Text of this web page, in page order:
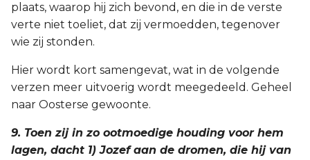
plaats, waarop hij zich bevond, en die in de verste
verte niet toeliet, dat zij vermoedden, tegenover
wie zij stonden.
Hier wordt kort samengevat, wat in de volgende
verzen meer uitvoerig wordt meegedeeld. Geheel
naar Oosterse gewoonte.
9. Toen zij in zo ootmoedige houding voor hem
lagen, dacht 1) Jozef aan de dromen, die hij van